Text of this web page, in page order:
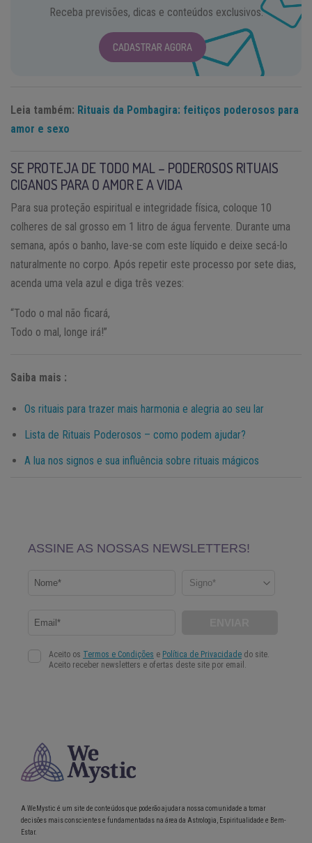
Receba previsões, dicas e conteúdos exclusivos.
CADASTRAR AGORA
Leia também: Rituais da Pombagira: feitiços poderosos para
amor e sexo
SE PROTEJA DE TODO MAL – PODEROSOS RITUAIS
CIGANOS PARA O AMOR E A VIDA
Para sua proteção espiritual e integridade física, coloque 10
colheres de sal grosso em 1 litro de água fervente. Durante uma
semana, após o banho, lave-se com este líquido e deixe secá-lo
naturalmente no corpo. Após repetir este processo por sete dias,
acenda uma vela azul e diga três vezes:
“Todo o mal não ficará,
Todo o mal, longe irá!”
Saiba mais :
Os rituais para trazer mais harmonia e alegria ao seu lar
Lista de Rituais Poderosos – como podem ajudar?
A lua nos signos e sua influência sobre rituais mágicos
A WeMystic é um site de conteúdos que poderão ajudar a nossa comunidade a tomar
decisões mais conscientes e fundamentadas na área da Astrologia, Espiritualidade e Bem-
Estar.